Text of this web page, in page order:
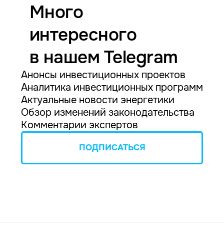
Много
интересного
в нашем Telegram
Анонсы инвестиционных проектов
Аналитика инвестиционных программ
Актуальные новости энергетики
Обзор изменений законодательства
Комментарии экспертов
ПОДПИСАТЬСЯ